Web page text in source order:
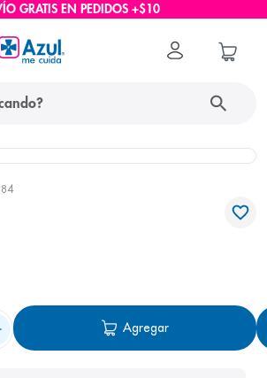
GRATIS EN PEDIDOS +$10
Agregar
buscados